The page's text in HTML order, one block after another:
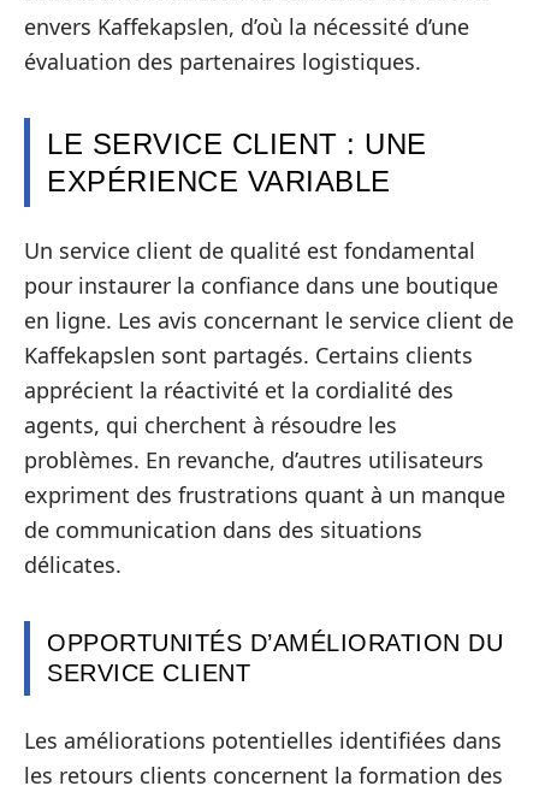
envers Kaffekapslen, d’où la nécessité d’une
évaluation des partenaires logistiques.
LE SERVICE CLIENT : UNE
EXPÉRIENCE VARIABLE
Un service client de qualité est fondamental
pour instaurer la confiance dans une boutique
en ligne. Les avis concernant le service client de
Kaffekapslen sont partagés. Certains clients
apprécient la réactivité et la cordialité des
agents, qui cherchent à résoudre les
problèmes. En revanche, d’autres utilisateurs
expriment des frustrations quant à un manque
de communication dans des situations
délicates.
OPPORTUNITÉS D’AMÉLIORATION DU
SERVICE CLIENT
Les améliorations potentielles identifiées dans
les retours clients concernent la formation des